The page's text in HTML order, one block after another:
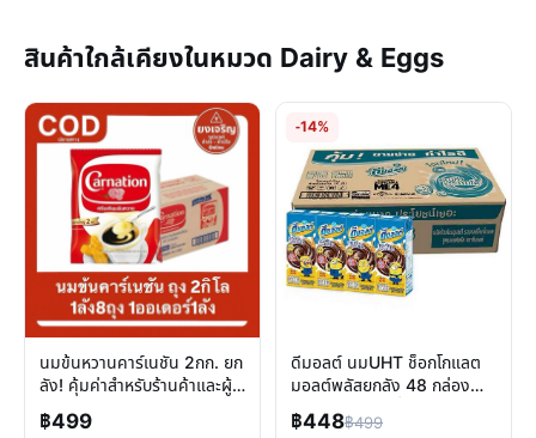
สินค้าใกล้เคียงในหมวด Dairy & Eggs
นมข้นหวานคาร์เนชัน 2กก. ยก
ลัง! คุ้มค่าสำหรับร้านค้าและผู้
ใช้ประจำ
฿499
-14%
ดีมอลต์ นมUHT ช็อกโกแลต
มอลต์พลัสยกลัง 48 กล่อง
พลังงานอร่อยเพื่อทุกคน
฿448฿499